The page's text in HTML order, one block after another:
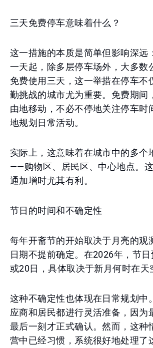
三天免费停车意味着什么？
这一措施的本质是简单但影响深远
一天起，除多层停车场外，大多数
免费使用三天，这一举措在停车不
勤挑战的城市尤为重要。免费期间
由地移动，不必不停地关注停车时
地规划日常活动。
实际上，这意味着在城市中的多个
——购物区、居民区、中心地点。
通加增时尤其有利。
节日的时间和不确定性
每年开斋节的开始取决于月亮的观
日期不提前确定。在2026年，节
或20日，具体取决于新月何时在天
这种不确定性也体现在日常规划中
应商和居民都进行灵活准备，因为
最后一刻才正式确认。然而，这种
营中已经习惯，系统很好地处理了